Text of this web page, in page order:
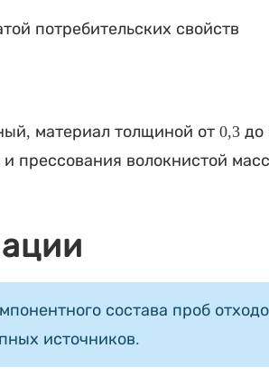
потребительских свойств
материал толщиной от 0,3 до
прессования волокнистой
состава проб
источников.